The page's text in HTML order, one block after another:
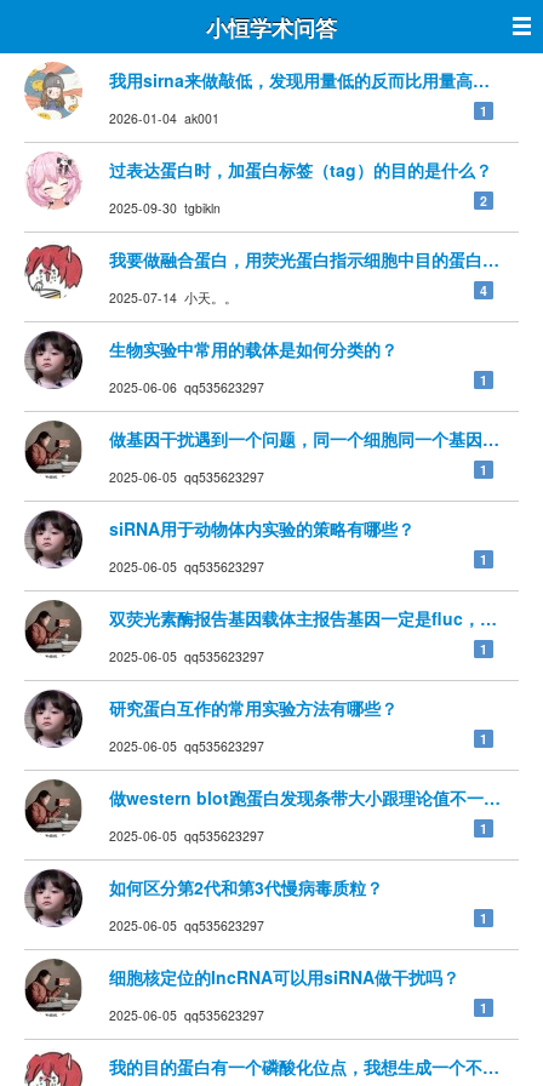
小恒学术问答
我用sirna来做敲低，发现用量低的反而比用量高的
2026-01-04 ak001 1
过表达蛋白时，加蛋白标签（tag）的目的是什么？
2025-09-30 tgbikln 2
我要做融合蛋白，用荧光蛋白指示细胞中目的蛋白的定
2025-07-14 小天。。 4
生物实验中常用的载体是如何分类的？
2025-06-06 qq535623297 1
做基因干扰遇到一个问题，同一个细胞同一个基因，用
2025-06-05 qq535623297 1
siRNA用于动物体内实验的策略有哪些？
2025-06-05 qq535623297 1
双荧光素酶报告基因载体主报告基因一定是fluc，内参报
2025-06-05 qq535623297 1
研究蛋白互作的常用实验方法有哪些？
2025-06-05 qq535623297 1
做western blot跑蛋白发现条带大小跟理论值不一致，可
2025-06-05 qq535623297 1
如何区分第2代和第3代慢病毒质粒？
2025-06-05 qq535623297 1
细胞核定位的lncRNA可以用siRNA做干扰吗？
2025-06-05 qq535623297 1
我的目的蛋白有一个磷酸化位点，我想生成一个不能磷